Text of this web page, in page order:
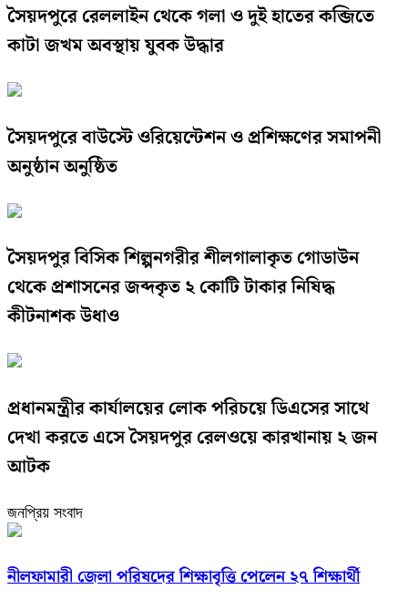
সৈয়দপুরে রেললাইন থেকে গলা ও দুই হাতের কব্জিতে
কাটা জখম অবস্থায় যুবক উদ্ধার
সৈয়দপুরে বাউস্টে ওরিয়েন্টেশন ও প্রশিক্ষণের সমাপনী
অনুষ্ঠান অনুষ্ঠিত
সৈয়দপুর বিসিক শিল্পনগরীর শীলগালাকৃত গোডাউন
থেকে প্রশাসনের জব্দকৃত ২ কোটি টাকার নিষিদ্ধ
কীটনাশক উধাও
প্রধানমন্ত্রীর কার্যালয়ের লোক পরিচয়ে ডিএসের সাথে
দেখা করতে এসে সৈয়দপুর রেলওয়ে কারখানায় ২ জন
আটক
জনপ্রিয় সংবাদ
নীলফামারী জেলা পরিষদের শিক্ষাবৃত্তি পেলেন ২৭ শিক্ষার্থী